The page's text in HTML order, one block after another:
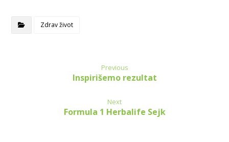
Zdrav život
Previous
Inspirišemo rezultat
Next
Formula 1 Herbalife Sejk